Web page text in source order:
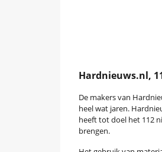
Hardnieuws.nl,
De makers van
heel wat jaren.
heeft tot doel het 112
brengen.